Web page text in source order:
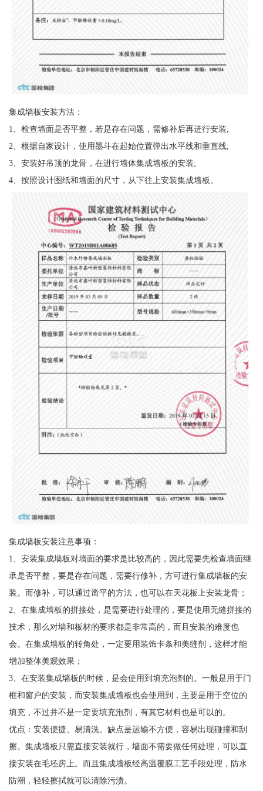
集成墙板安装方法：
1、检查墙面是否平整，若是存在问题，需修补后再进行安装;
2、根据自家设计，使用墨斗在起始位置弹出水平线和垂直线;
3、安装好吊顶的龙骨，在进行墙体集成墙板的安装;
4、按照设计图纸和墙面的尺寸，从下往上安装集成墙板。
集成墙板安装注意事项：
1、安装集成墙板对墙面的要求是比较高的，因此需要先检查墙面继
承是否平整，要是存在问题，需要行修补，方可进行集成墙板的安
装。而修补，可以通过凿平的方法，也可以在天花板上安装龙骨；
2、在集成墙板的拼接处，是需要进行处理的，要是使用无缝拼接的
技术，那么对墙和板材的要求都是非常高的，而且安装的难度也
会。在集成墙板的转角处，一定要用装饰卡条和美缝剂，这样才能
增加整体美观效果；
3、在安装集成墙板的时候，是会使用到填充泡剂的。一般是用于门
框和窗户的安装，而安装集成墙板也会使用到，主要是用于空位的
填充，不过并不是一定要填充泡剂，有其它材料也是可以的。
优点：安装便捷、易清洗。缺点是运输不方便，容易出现碰撞和刮
擦。集成墙板只需直接安装就行，墙面不需要做任何处理，可以直
接安装在毛坯房上。而且集成墙板经高温覆膜工艺手段处理，防水
防潮，轻轻擦拭就可以清除污渍。